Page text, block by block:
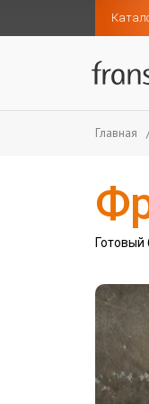
Главная
Готовый